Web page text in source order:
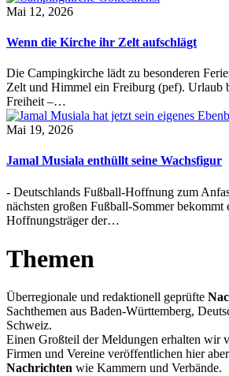
Mai 12, 2026
Wenn die Kirche ihr Zelt aufschlägt
Die Campingkirche lädt zu besonderen
Zelt und Himmel ein Freiburg (pef). Urlaub
Freiheit –…
Mai 19, 2026
Jamal Musiala enthüllt seine Wachsfigur
- Deutschlands Fußball-Hoffnung zum
nächsten großen Fußball-Sommer bekommt
Hoffnungsträger der…
Themen
Überregionale und redaktionell geprüfte
Sachthemen aus Baden-Württemberg,
Schweiz.
Einen Großteil der Meldungen erhalten wir
Firmen und Vereine veröffentlichen hier
Nachrichten wie Kammern und Verbände.